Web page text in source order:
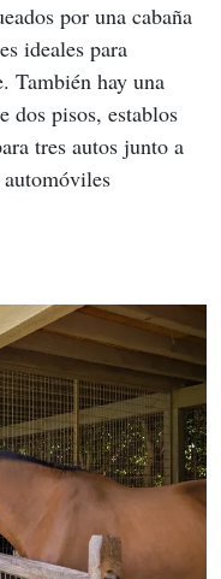
por una cabaña
ideales para
También hay una
dos pisos, establos
tres autos junto a
automóviles